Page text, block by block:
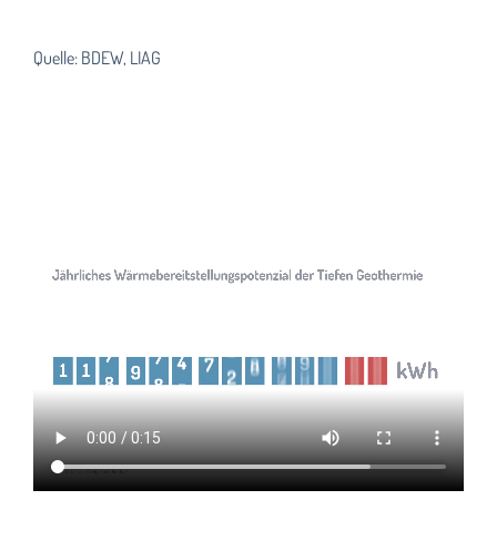
Quelle: BDEW, LIAG